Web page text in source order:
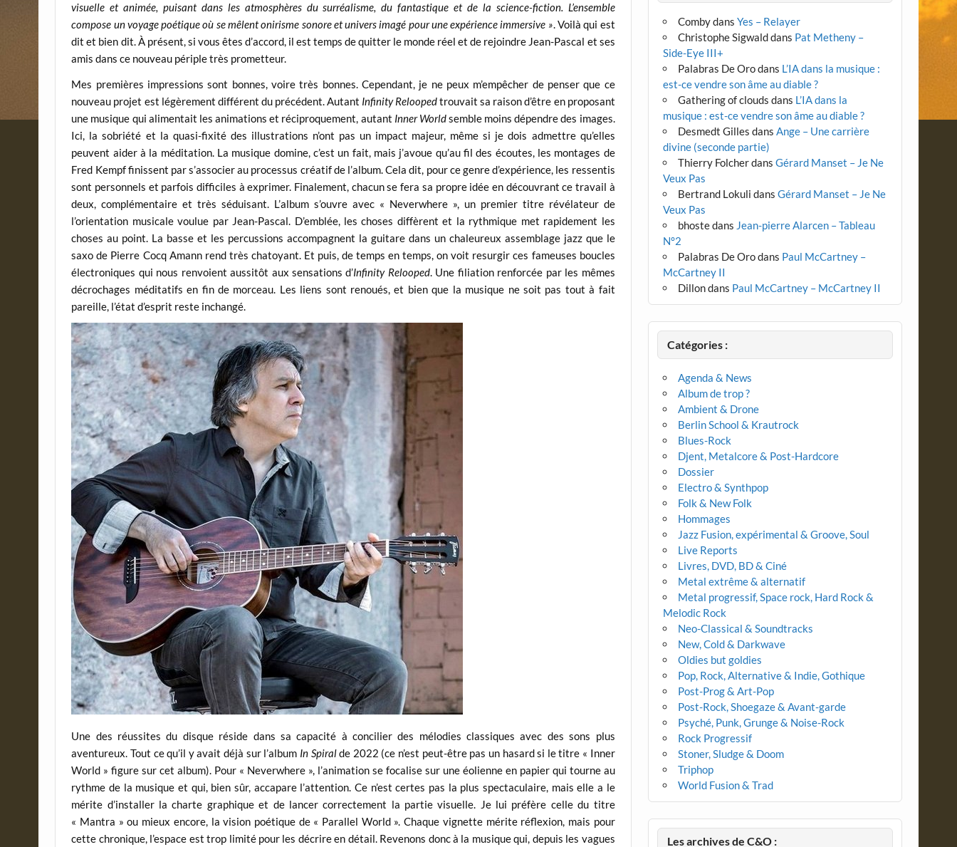
visuelle et animée, puisant dans les atmosphères du surréalisme, du fantastique et de la science-fiction. L’ensemble
compose un voyage poétique où se mêlent onirisme sonore et univers imagé pour une expérience immersive ». Voilà qui est
dit et bien dit. À présent, si vous êtes d’accord, il est temps de quitter le monde réel et de rejoindre Jean-Pascal et ses
amis dans ce nouveau périple très prometteur.
Mes premières impressions sont bonnes, voire très bonnes. Cependant, je ne peux m’empêcher de penser que ce
nouveau projet est légèrement différent du précédent. Autant Infinity Reloopedtrouvait sa raison d’être en proposant
une musique qui alimentait les animations et réciproquement, autant Inner Worldsemble moins dépendre des images.
Ici, la sobriété et la quasi-fixité des illustrations n’ont pas un impact majeur, même si je dois admettre qu’elles
peuvent aider à la méditation. La musique domine, c’est un fait, mais j’avoue qu’au fil des écoutes, les montages de
Fred Kempf finissent par s’associer au processus créatif de l’album. Cela dit, pour ce genre d’expérience, les ressentis
sont personnels et parfois difficiles à exprimer. Finalement, chacun se fera sa propre idée en découvrant ce travail à
deux, complémentaire et très séduisant. L’album s’ouvre avec « Neverwhere », un premier titre révélateur de
l’orientation musicale voulue par Jean-Pascal. D’emblée, les choses diffèrent et la rythmique met rapidement les
choses au point. La basse et les percussions accompagnent la guitare dans un chaleureux assemblage jazz que le
saxo de Pierre Cocq Amann rend très chatoyant. Et puis, de temps en temps, on voit resurgir ces fameuses boucles
électroniques qui nous renvoient aussitôt aux sensations d’Infinity Relooped. Une filiation renforcée par les mêmes
décrochages méditatifs en fin de morceau. Les liens sont renoués, et bien que la musique ne soit pas tout à fait
pareille, l’état d’esprit reste inchangé.
Une des réussites du disque réside dans sa capacité à concilier des mélodies classiques avec des sons plus
aventureux. Tout ce qu’il y avait déjà sur l’album In Spiralde 2022 (ce n’est peut-être pas un hasard si le titre « Inner
World » figure sur cet album). Pour « Neverwhere », l’animation se focalise sur une éolienne en papier qui tourne au
rythme de la musique et qui, bien sûr, accapare l’attention. Ce n’est certes pas la plus spectaculaire, mais elle a le
mérite d’installer la charte graphique et de lancer correctement la partie visuelle. Je lui préfère celle du titre
« Mantra » ou mieux encore, la vision poétique de « Parallel World ». Chaque vignette mérite réflexion, mais pour
cette chronique, l’espace est trop limité pour les décrire en détail. Revenons donc à la musique qui, depuis les vagues
CombydansYes – Relayer
Christophe Sigwalddans Pat Metheny –
Side-Eye III+
Palabras De Orodans L’IA dans la musique :
est-ce vendre son âme au diable ?
Gathering of clouds dans L’IA dans la
musique : est-ce vendre son âme au diable ?
Desmedt Gilles dansAnge – Une carrière
divine (seconde partie)
Thierry FolcherdansGérard Manset – Je Ne
Veux Pas
Bertrand Lokuli dansGérard Manset – Je Ne
Veux Pas
bhostedans Jean-pierre Alarcen – Tableau
N°2
Palabras De Orodans Paul McCartney –
McCartney II
Dillondans Paul McCartney – McCartney II
Catégories :
Agenda & News
Album de trop ?
Ambient & Drone
Berlin School & Krautrock
Blues-Rock
Djent, Metalcore & Post-Hardcore
Dossier
Electro & Synthpop
Folk & New Folk
Hommages
Jazz Fusion, expérimental & Groove, Soul
Live Reports
Livres, DVD, BD & Ciné
Metal extrême & alternatif
Metal progressif, Space rock, Hard Rock &
Melodic Rock
Neo-Classical & Soundtracks
New, Cold & Darkwave
Oldies but goldies
Pop, Rock, Alternative & Indie, Gothique
Post-Prog & Art-Pop
Post-Rock, Shoegaze & Avant-garde
Psyché, Punk, Grunge & Noise-Rock
Rock Progressif
Stoner, Sludge & Doom
Triphop
World Fusion & Trad
Les archives de C&O :